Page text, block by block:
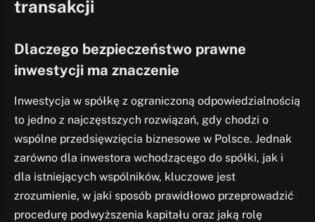
transakcji
Dlaczego bezpieczeństwo prawne
inwestycji ma znaczenie
Inwestycja w spółkę z ograniczoną odpowiedzialnością
to jedno z najczęstszych rozwiązań, gdy chodzi o
wspólne przedsięwzięcia biznesowe w Polsce. Jednak
zarówno dla inwestora wchodzącego do spółki, jak i
dla istniejących wspólników, kluczowe jest
zrozumienie, w jaki sposób prawidłowo przeprowadzić
procedurę podwyższenia kapitału oraz jaką rolę